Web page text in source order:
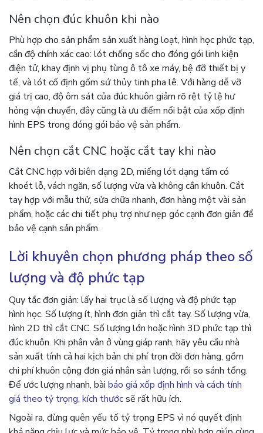
Nên chọn đúc khuôn khi nào
Phù hợp cho sản phẩm sản xuất hàng loạt, hình học phức tạp,
cần độ chính xác cao: lót chống sốc cho đóng gói linh kiện
điện tử, khay định vị phụ tùng ô tô xe máy, bệ đỡ thiết bị y
tế, và lót cố định gốm sứ thủy tinh pha lê. Với hàng dễ vỡ
giá trị cao, độ ôm sát của đúc khuôn giảm rõ rệt tỷ lệ hư
hỏng vận chuyển, đây cũng là ưu điểm nổi bật của xốp định
hình EPS trong đóng gói bảo vệ sản phẩm.
Nên chọn cắt CNC hoặc cắt tay khi nào
Cắt CNC hợp với biên dạng 2D, miếng lót dạng tấm có
khoét lỗ, vách ngăn, số lượng vừa và không cần khuôn. Cắt
tay hợp với mẫu thử, sửa chữa nhanh, đơn hàng một vài sản
phẩm, hoặc các chi tiết phụ trợ như nẹp góc cạnh đơn giản để
bảo vệ cạnh sản phẩm.
Lời khuyên chọn phương pháp theo số
lượng và độ phức tạp
Quy tắc đơn giản: lấy hai trục là số lượng và độ phức tạp
hình học. Số lượng ít, hình đơn giản thì cắt tay. Số lượng vừa,
hình 2D thì cắt CNC. Số lượng lớn hoặc hình 3D phức tạp thì
đúc khuôn. Khi phân vân ở vùng giáp ranh, hãy yêu cầu nhà
sản xuất tính cả hai kịch bản chi phí trọn đời đơn hàng, gồm
chi phí khuôn cộng đơn giá nhân sản lượng, rồi so sánh tổng.
Để ước lượng nhanh, bài báo giá xốp định hình và cách tính
giá theo tỷ trọng, kích thướcsẽ rất hữu ích.
Ngoài ra, đừng quên yếu tố tỷ trọng EPS vì nó quyết định